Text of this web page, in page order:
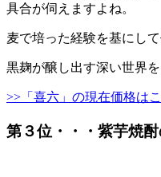
具合が伺えますよね。
麦で培った経験を基にし
黒麹が醸し出す深い世界
>>「喜六」の現在価格は
第３位・・・紫芋焼